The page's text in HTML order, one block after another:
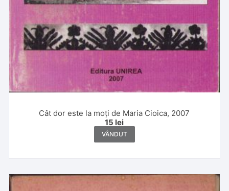
Cât dor este la moți de Maria Cioica, 2007
15 lei
VÂNDUT